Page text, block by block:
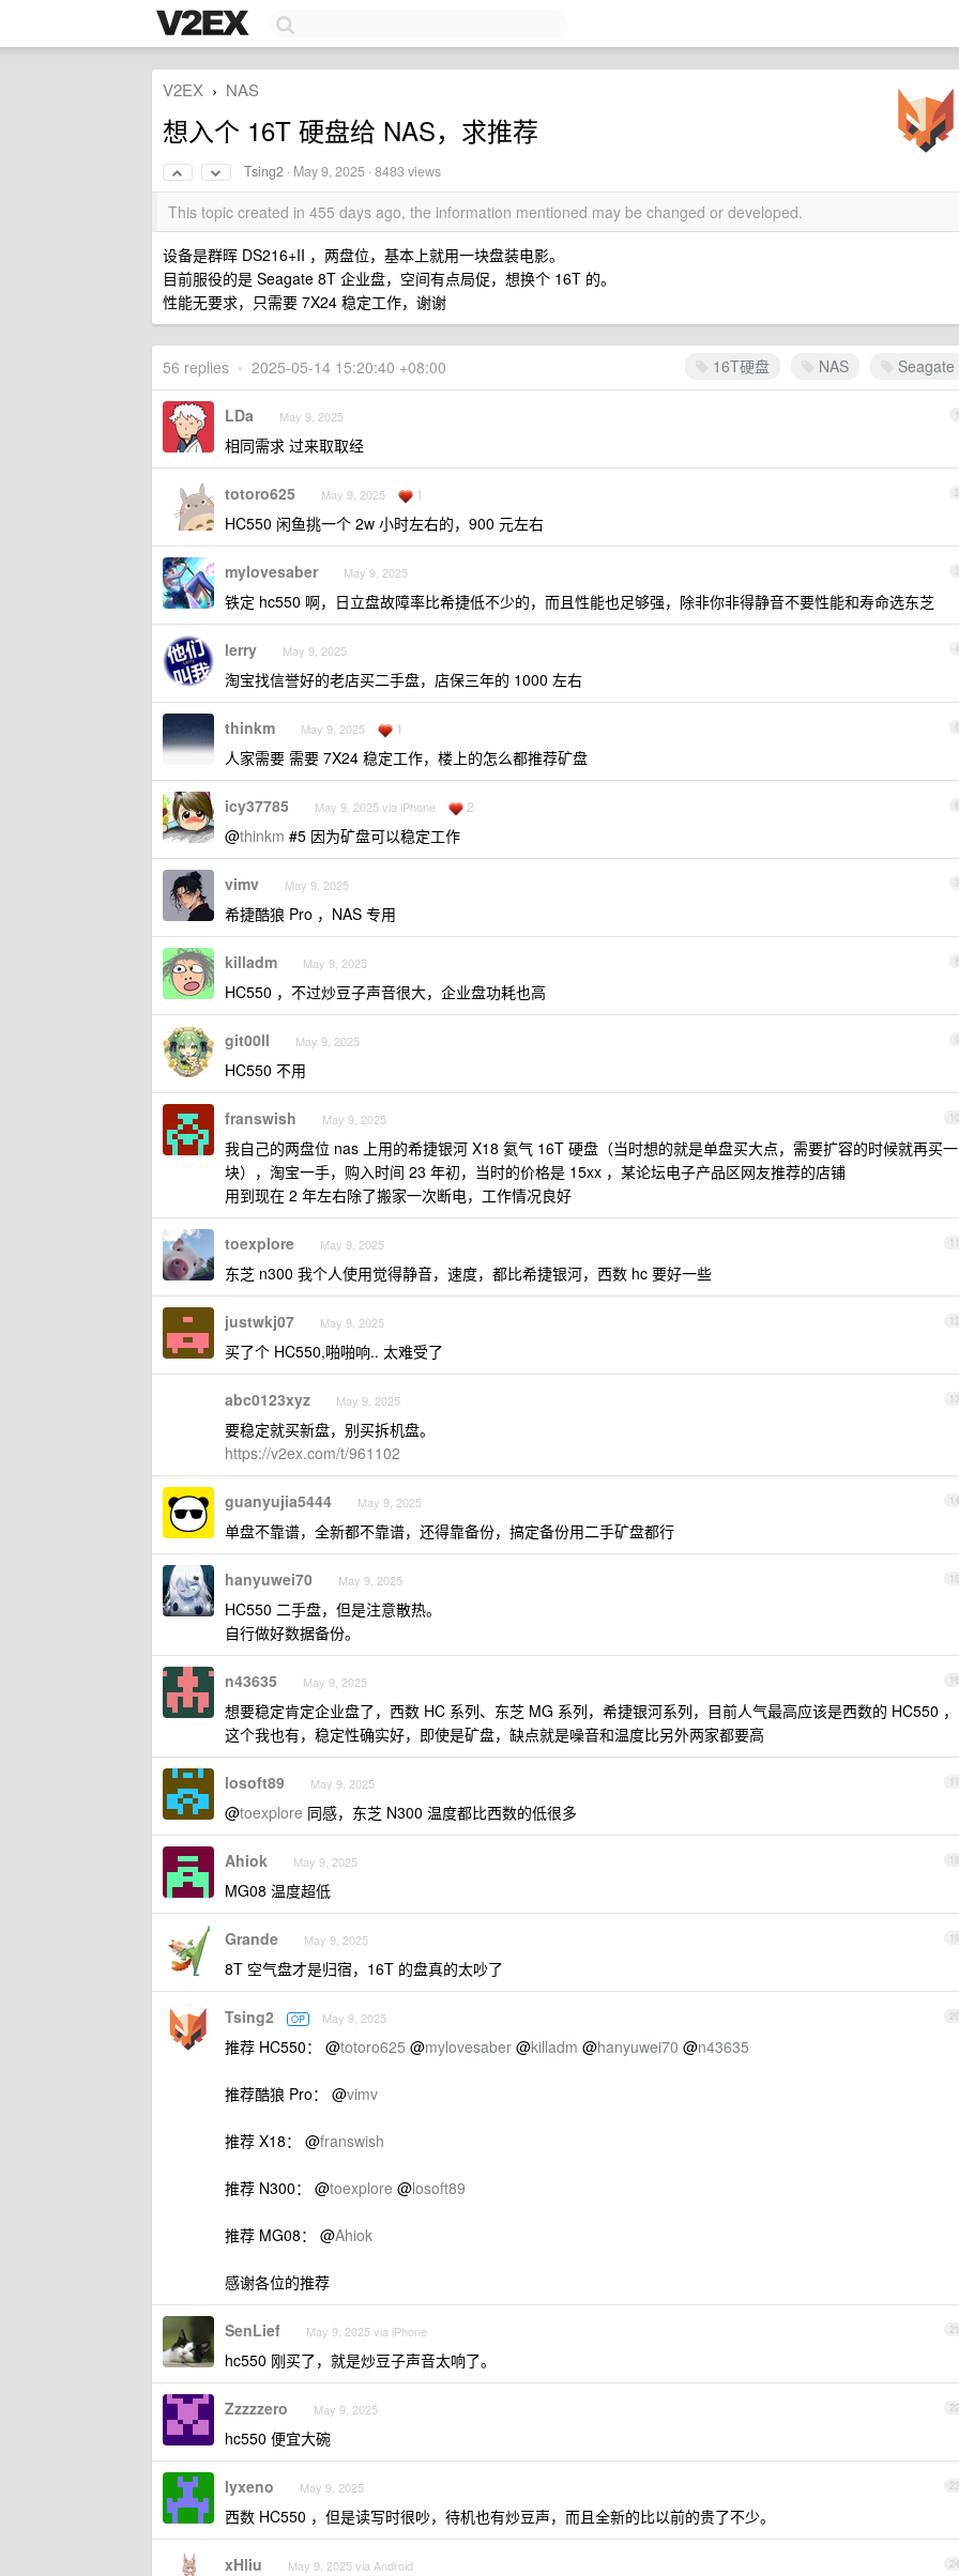
V2EX › NAS
想入个 16T 硬盘给 NAS，求推荐
Tsing2 · May 9, 2025 · 8483 views
This topic created in 455 days ago, the information mentioned may be changed or developed.
设备是群晖 DS216+II ，两盘位，基本上就用一块盘装电影。
目前服役的是 Seagate 8T 企业盘，空间有点局促，想换个 16T 的。
性能无要求，只需要 7X24 稳定工作，谢谢
16T硬盘 NAS Seagate
56 replies • 2025-05-14 15:20:40 +08:00
1
LDa May 9, 2025
相同需求 过来取取经
2
totoro625 May 9, 2025 1
HC550 闲鱼挑一个 2w 小时左右的，900 元左右
3
mylovesaber May 9, 2025
铁定 hc550 啊，日立盘故障率比希捷低不少的，而且性能也足够强，除非你非得静音不要性能和寿命选东芝
4
lerry May 9, 2025
淘宝找信誉好的老店买二手盘，店保三年的 1000 左右
5
thinkm May 9, 2025 1
人家需要 需要 7X24 稳定工作，楼上的怎么都推荐矿盘
6
icy37785 May 9, 2025 via iPhone 2
@thinkm #5 因为矿盘可以稳定工作
7
vimv May 9, 2025
希捷酷狼 Pro ，NAS 专用
8
killadm May 9, 2025
HC550 ，不过炒豆子声音很大，企业盘功耗也高
9
git00ll May 9, 2025
HC550 不用
10
franswish May 9, 2025
我自己的两盘位 nas 上用的希捷银河 X18 氦气 16T 硬盘（当时想的就是单盘买大点，需要扩容的时候就再买一
块），淘宝一手，购入时间 23 年初，当时的价格是 15xx ，某论坛电子产品区网友推荐的店铺
用到现在 2 年左右除了搬家一次断电，工作情况良好
11
toexplore May 9, 2025
东芝 n300 我个人使用觉得静音，速度，都比希捷银河，西数 hc 要好一些
12
justwkj07 May 9, 2025
买了个 HC550,啪啪响.. 太难受了
13
abc0123xyz May 9, 2025
要稳定就买新盘，别买拆机盘。
https://v2ex.com/t/961102
14
guanyujia5444 May 9, 2025
单盘不靠谱，全新都不靠谱，还得靠备份，搞定备份用二手矿盘都行
15
hanyuwei70 May 9, 2025
HC550 二手盘，但是注意散热。
自行做好数据备份。
16
n43635 May 9, 2025
想要稳定肯定企业盘了，西数 HC 系列、东芝 MG 系列，希捷银河系列，目前人气最高应该是西数的 HC550 ，
这个我也有，稳定性确实好，即使是矿盘，缺点就是噪音和温度比另外两家都要高
17
losoft89 May 9, 2025
@toexplore 同感，东芝 N300 温度都比西数的低很多
18
Ahiok May 9, 2025
MG08 温度超低
19
Grande May 9, 2025
8T 空气盘才是归宿，16T 的盘真的太吵了
20
Tsing2 OP May 9, 2025
推荐 HC550： @totoro625 @mylovesaber @killadm @hanyuwei70 @n43635
推荐酷狼 Pro： @vimv
推荐 X18： @franswish
推荐 N300： @toexplore @losoft89
推荐 MG08： @Ahiok
感谢各位的推荐
21
SenLief May 9, 2025 via iPhone
hc550 刚买了，就是炒豆子声音太响了。
22
Zzzzzero May 9, 2025
hc550 便宜大碗
23
lyxeno May 9, 2025
西数 HC550 ，但是读写时很吵，待机也有炒豆声，而且全新的比以前的贵了不少。
24
xHliu May 9, 2025 via Android